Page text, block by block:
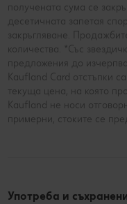
получената сума се
десетичната запетая
закръгляване.
количества. *Със
предложения до
Kaufland Card отстъпки
текуща цена, на която
Kaufland не носи
примерни, стоките се
Употреба и